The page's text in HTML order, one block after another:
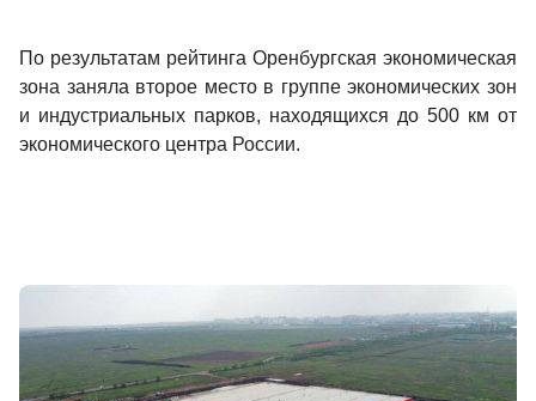
По результатам рейтинга Оренбургская экономическая
зона заняла второе место в группе экономических зон
и индустриальных парков, находящихся до 500 км от
экономического центра России.